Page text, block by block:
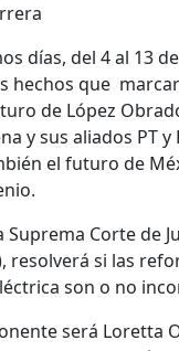
días, del 4 al 13
hechos que
de López
y sus aliados PT y
el futuro de
Suprema Corte de
resolverá si las
son o no
será Loretta